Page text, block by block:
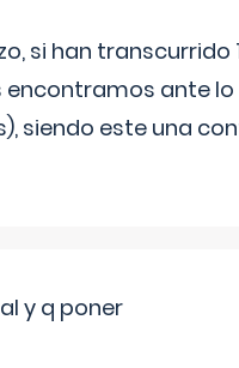
si han transcurrido
ante
siendo este una
y q poner